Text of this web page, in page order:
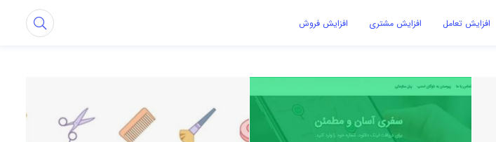
افزایش تعامل افزایش مشتری افزایش فروش